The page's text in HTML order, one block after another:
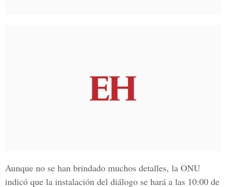
Aunque no se han brindado muchos detalles, la ONU
indicó que la instalación del diálogo se hará a las 10:00 de